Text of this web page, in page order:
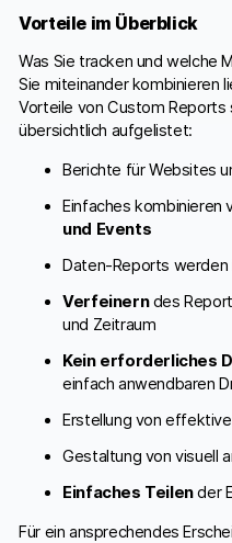
Vorteile im Überblick
Was Sie tracken und welche
Sie miteinander kombinieren
Vorteile von Custom Reports
übersichtlich aufgelistet:
Berichte für Websites
Einfaches kombinieren
und Events
Daten-Reports werden
Verfeinerndes
und Zeitraum
Kein erforderliches
einfach anwendbaren
Erstellung von
Gestaltung von visuell
Einfaches Teilender
Für ein ansprechendes